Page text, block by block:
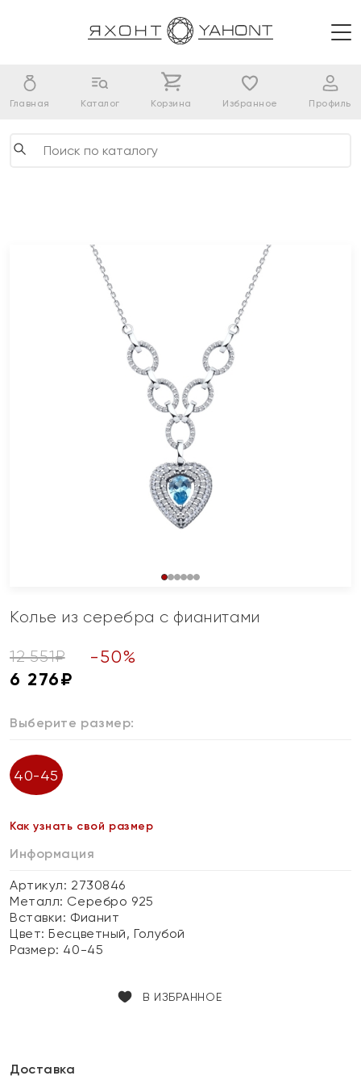
Главная Каталог Корзина Избранное Профиль
Колье из серебра с фианитами
12 551₽ -50%
6 276₽
Выберите размер:
40-45
Как узнать свой размер
Информация
Артикул: 2730846
Металл: Серебро 925
Вставки: Фианит
Цвет:Бесцветный, Голубой
Размер: 40-45
В ИЗБРАННОЕ
Доставка